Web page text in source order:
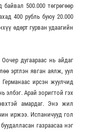
500.000 төгрөгөөр
400 рубль буюу 20.000
өдөрт гурван удаагийн
дугаараас нь айдаг
эртлэн явган аялж, уул
Германаас ирсэн жуулчид
элбэг. Арай зоригтой гэх
амардаг. Энэ жил
иржээ. Испаничууд гол
газраасаа нэг